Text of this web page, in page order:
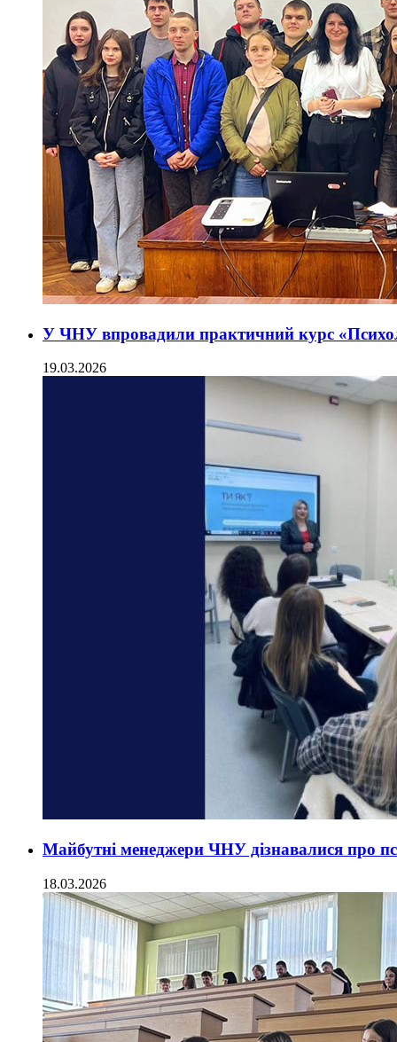
У ЧНУ впровадили практичний курс
19.03.2026
Майбутні менеджери ЧНУ дізнавалися про
18.03.2026